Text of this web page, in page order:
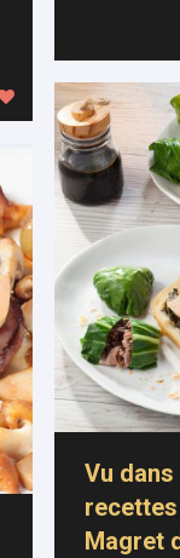
Vu
Magret